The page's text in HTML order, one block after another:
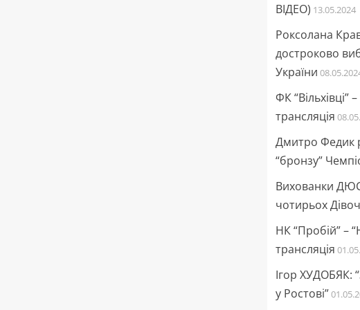
ВІДЕО) 13.05.2024
Роксолана
достроково
України
ФК “Вільхівці”
трансляція
Дмитро Федик
“бронзу”
Вихованки
чотирьох
НК “Пробій” –
трансляція
Ігор ХУДОБЯК:
у Ростові”